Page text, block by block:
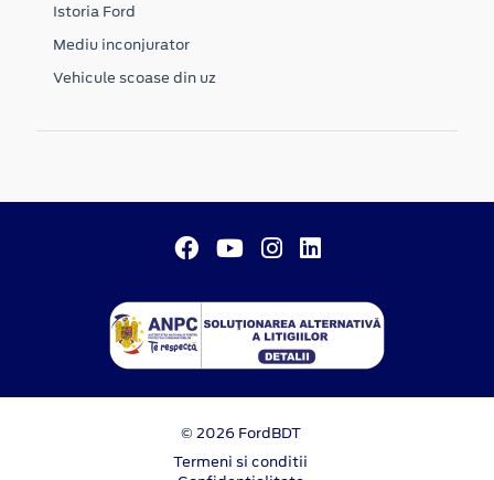
Istoria Ford
Mediu inconjurator
Vehicule scoase din uz
© 2026 FordBDT
Termeni si conditii